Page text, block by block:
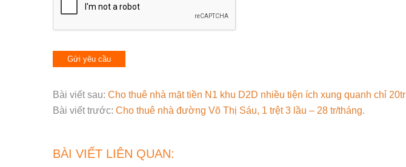
Bài viết sau: Cho thuê nhà mặt tiền N1 khu D2D nhiều tiện ích xung quanh chỉ 20tr
Bài viết trước: Cho thuê nhà đường Võ Thị Sáu, 1 trệt 3 lầu – 28 tr/tháng.
BÀI VIẾT LIÊN QUAN: